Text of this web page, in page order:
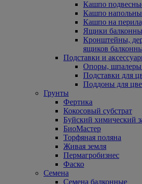
Кашпо
Кашпо
Кашпо на
Ящики
Кронштейны,
ящиков
Подставки и
Опоры, шпалеры
Подставки для
Поддоны для
Грунты
Фертика
Кокосовый субстрат
Буйский химический
БиоМастер
Торфяная поляна
Живая земля
Пермагробизнес
Фаско
Семена
Семена балконные